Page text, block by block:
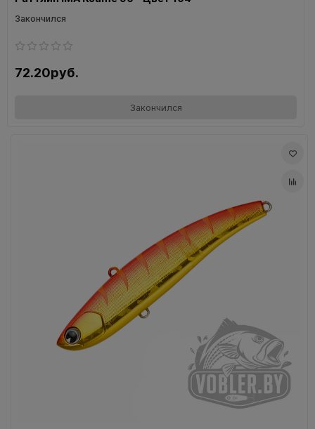
Закончился
72.20руб.
Закончился